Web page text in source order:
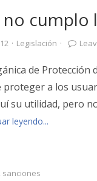
no cumplo
· Legislación ·
de
a los
su utilidad, pero
leyendo...
, sanciones